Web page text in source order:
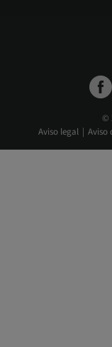
©
Aviso legal
Aviso